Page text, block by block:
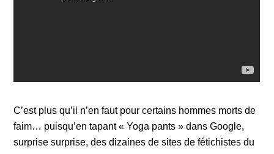
C’est plus qu’il n’en faut pour certains hommes morts de
faim… puisqu’en tapant « Yoga pants » dans Google,
surprise surprise, des dizaines de sites de fétichistes du